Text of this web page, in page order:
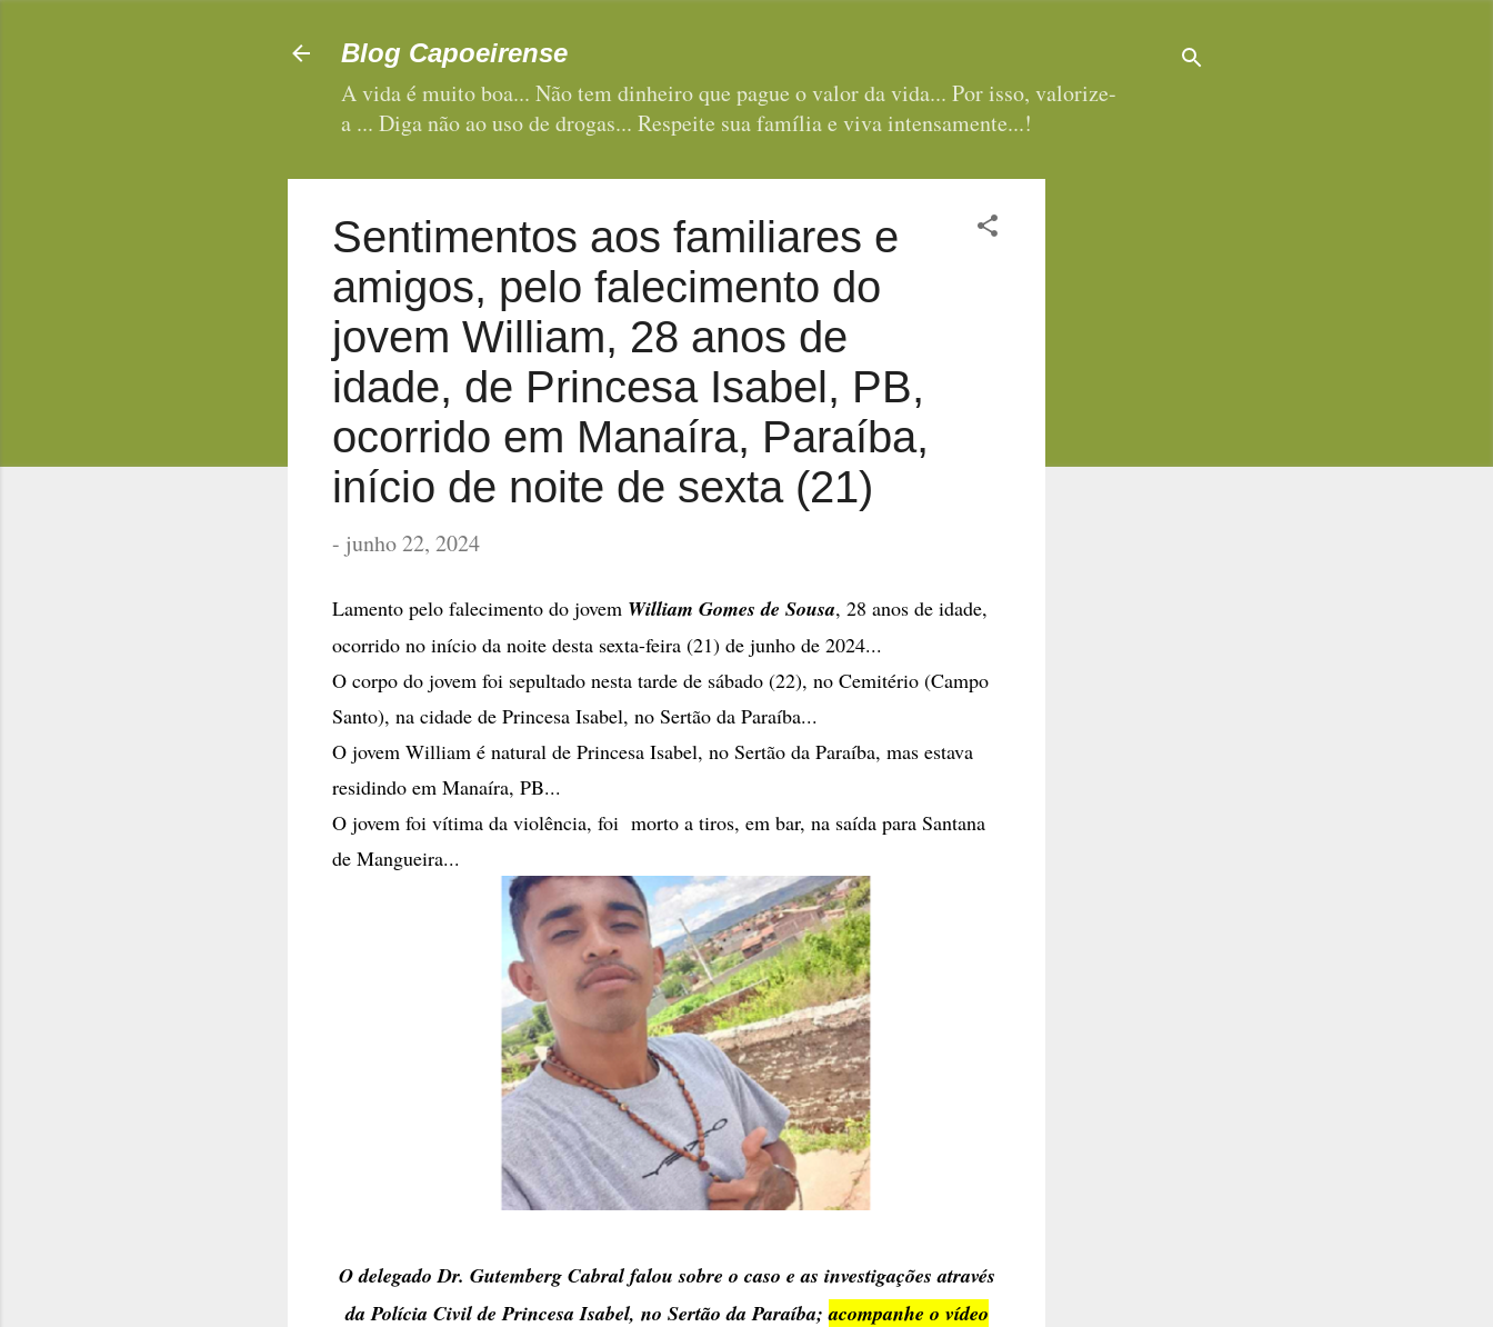
Blog Capoeirense
A vida é muito boa... Não tem dinheiro que pague o valor da vida... Por isso, valorize-
a ... Diga não ao uso de drogas... Respeite sua família e viva intensamente...!
Sentimentos aos familiares e
amigos, pelo falecimento do
jovem William, 28 anos de
idade, de Princesa Isabel, PB,
ocorrido em Manaíra, Paraíba,
início de noite de sexta (21)
- junho 22, 2024
Lamento pelo falecimento do jovem William Gomes de Sousa, 28 anos de idade,
ocorrido no início da noite desta sexta-feira (21) de junho de 2024...
O corpo do jovem foi sepultado nesta tarde de sábado (22), no Cemitério (Campo
Santo), na cidade de Princesa Isabel, no Sertão da Paraíba...
O jovem William é natural de Princesa Isabel, no Sertão da Paraíba, mas estava
residindo em Manaíra, PB...
O jovem foi vítima da violência, foi morto a tiros, em bar, na saída para Santana
de Mangueira...
O delegado Dr. Gutemberg Cabral falou sobre o caso e as investigações através
da Polícia Civil de Princesa Isabel, no Sertão da Paraíba;acompanhe o vídeo